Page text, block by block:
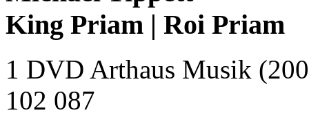
King Priam | Roi Priam
1 DVD Arthaus Musik
102 087